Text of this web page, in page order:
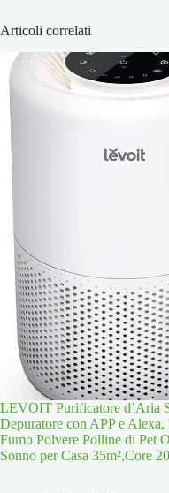
Articoli correlati
LEVOIT Purificatore d’Aria
Depuratore con APP e
Fumo Polvere Polline di Pet
Sonno per Casa 35m²,Core